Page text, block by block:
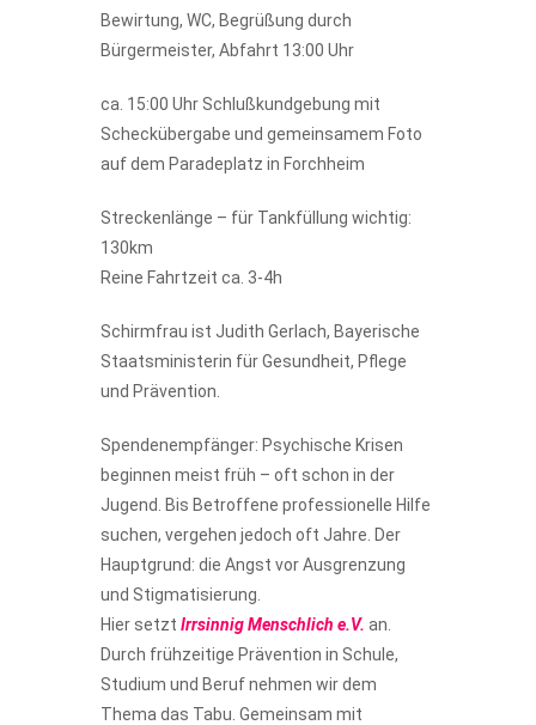
Bewirtung, WC, Begrüßung durch
Bürgermeister, Abfahrt 13:00 Uhr
ca. 15:00 Uhr Schlußkundgebung mit
Scheckübergabe und gemeinsamem Foto
auf dem Paradeplatz in Forchheim
Streckenlänge – für Tankfüllung wichtig:
130km
Reine Fahrtzeit ca. 3-4h
Schirmfrau ist Judith Gerlach, Bayerische
Staatsministerin für Gesundheit, Pflege
und Prävention.
Spendenempfänger: Psychische Krisen
beginnen meist früh – oft schon in der
Jugend. Bis Betroffene professionelle Hilfe
suchen, vergehen jedoch oft Jahre. Der
Hauptgrund: die Angst vor Ausgrenzung
und Stigmatisierung.
Hier setzt Irrsinnig Menschlich e.V. an.
Durch frühzeitige Prävention in Schule,
Studium und Beruf nehmen wir dem
Thema das Tabu. Gemeinsam mit